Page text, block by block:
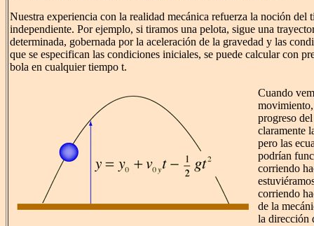
Nuestra experiencia con la realidad mecánica refuerza la noción del
independiente. Por ejemplo, si tiramos una pelota, sigue una
determinada, gobernada por la aceleración de la gravedad y las
que se especifican las condiciones iniciales, se puede calcular con
bola en cualquier tiempo t.
Cuando
progreso
claramente
pero las
podrían
corriendo
corriendo
de la
la dirección